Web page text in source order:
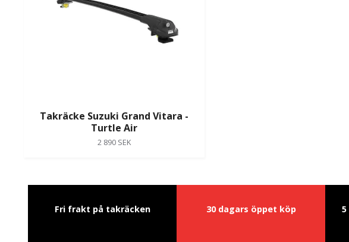
Takräcke Suzuki Grand Vitara -
Turtle Air
2 890 SEK
Fri frakt på takräcken 30 dagars öppet köp